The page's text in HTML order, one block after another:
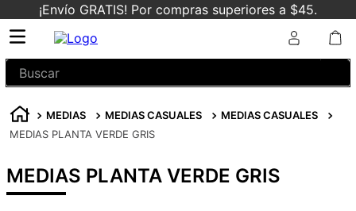
¡Envío GRATIS! Por compras superiores a $45.
Buscar
MEDIAS MEDIAS CASUALES
MEDIAS CASUALES
MEDIAS PLANTA VERDE GRIS
MEDIAS PLANTA VERDE GRIS